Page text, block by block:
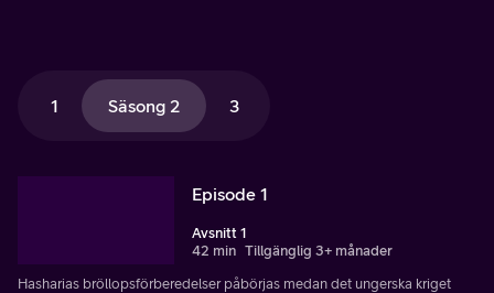
1 Säsong 2 3
Episode 1
Avsnitt 1
42 min Tillgänglig 3+ månader
Hasharias bröllopsförberedelser påbörjas medan det ungerska kriget